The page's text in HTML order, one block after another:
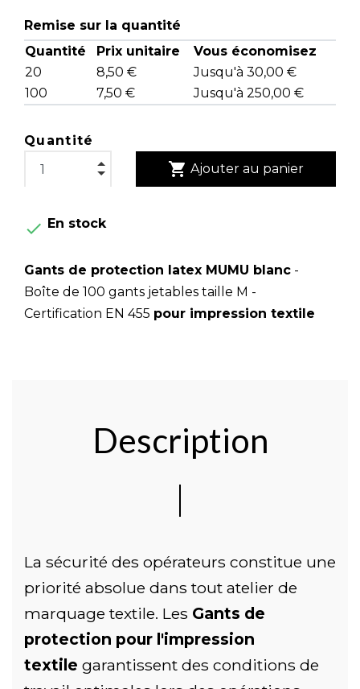
Remise sur la quantité
Quantité
Prix unitaire
Vous économisez
20
8,50 €
Jusqu'à 30,00 €
100
7,50 € Jusqu'à 250,00 €
Quantité
shopping_cart Ajouter au panier
 En stock
Gants de protection latex MUMU blanc -
Boîte de 100 gants jetables taille M -
Certification EN 455 pour impression textile
Description
La sécurité des opérateurs constitue une
priorité absolue dans tout atelier de
marquage textile. Les Gants de
protection pour l'impression
textile garantissent des conditions de